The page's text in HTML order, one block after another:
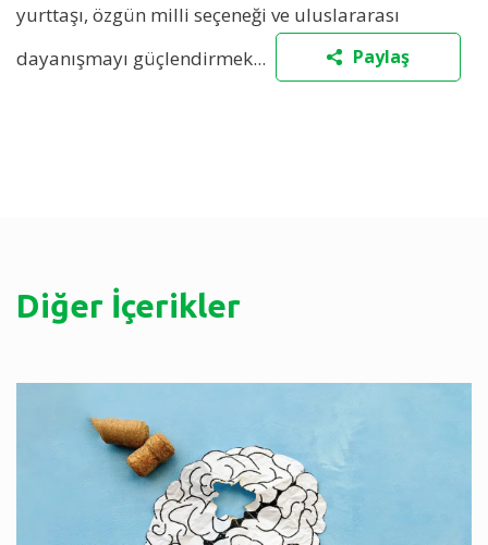
yurttaşı, özgün milli seçeneği ve uluslararası
dayanışmayı güçlendirmek...
Paylaş
Diğer İçerikler